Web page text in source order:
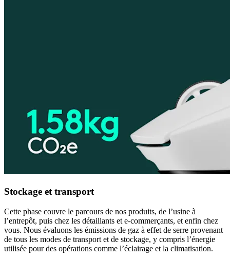
Stockage et transport
Cette phase couvre le parcours de nos produits, de l’usine à
l’entrepôt, puis chez les détaillants et e-commerçants, et enfin chez
vous. Nous évaluons les émissions de gaz à effet de serre provenant
de tous les modes de transport et de stockage, y compris l’énergie
utilisée pour des opérations comme l’éclairage et la climatisation.